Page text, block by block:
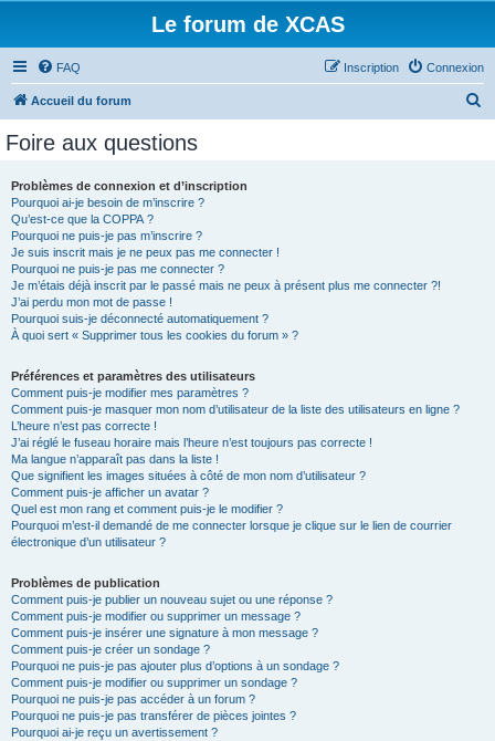
Le forum de XCAS
FAQ Connexion
Inscription
Accueil du forum
Foire aux questions
Problèmes de connexion et d’inscription
Pourquoi ai-je besoin de m’inscrire ?
Qu’est-ce que la COPPA ?
Pourquoi ne puis-je pas m’inscrire ?
Je suis inscrit mais je ne peux pas me connecter !
Pourquoi ne puis-je pas me connecter ?
Je m’étais déjà inscrit par le passé mais ne peux à présent plus me connecter ?!
J’ai perdu mon mot de passe !
Pourquoi suis-je déconnecté automatiquement ?
À quoi sert « Supprimer tous les cookies du forum » ?
Préférences et paramètres des utilisateurs
Comment puis-je modifier mes paramètres ?
Comment puis-je masquer mon nom d’utilisateur de la liste des utilisateurs en ligne ?
L’heure n’est pas correcte !
J’ai réglé le fuseau horaire mais l’heure n’est toujours pas correcte !
Ma langue n’apparaît pas dans la liste !
Que signifient les images situées à côté de mon nom d’utilisateur ?
Comment puis-je afficher un avatar ?
Quel est mon rang et comment puis-je le modifier ?
Pourquoi m’est-il demandé de me connecter lorsque je clique sur le lien de courrier
électronique d’un utilisateur ?
Problèmes de publication
Comment puis-je publier un nouveau sujet ou une réponse ?
Comment puis-je modifier ou supprimer un message ?
Comment puis-je insérer une signature à mon message ?
Comment puis-je créer un sondage ?
Pourquoi ne puis-je pas ajouter plus d’options à un sondage ?
Comment puis-je modifier ou supprimer un sondage ?
Pourquoi ne puis-je pas accéder à un forum ?
Pourquoi ne puis-je pas transférer de pièces jointes ?
Pourquoi ai-je reçu un avertissement ?